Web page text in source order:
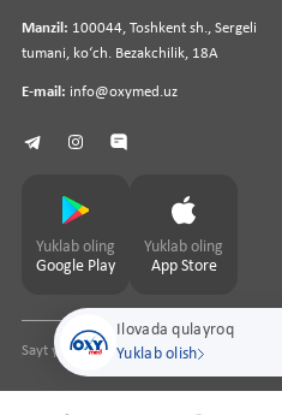
Ilovada qulayroq
Yuklab olish
Manzil: 100044, Toshkent sh., Sergeli
tumani, koʻch. Bezakchilik, 18A
E-mail: info@oxymed.uz
Yuklab oling
Google Play
Yuklab oling
App Store
Sayt yaratuvchipharmit.uz